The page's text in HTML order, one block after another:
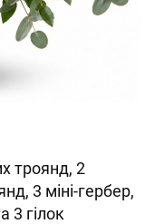
троянд, 2
3 міні-гербер,
3 гілок